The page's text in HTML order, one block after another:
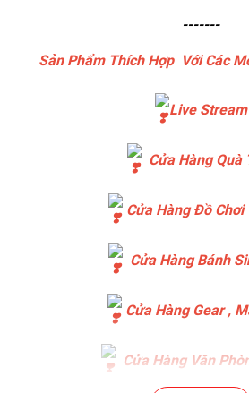
-------
Sản Phẩm Thích Hợp Với Các
Live Stream
Cửa Hàng Quà
Cửa Hàng Đồ Chơi
Cửa Hàng Bánh
Cửa Hàng Gear ,
Cửa Hàng Văn